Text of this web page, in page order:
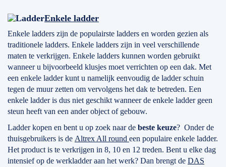
Enkele ladder
Enkele ladders zijn de populairste ladders en worden gezien als
traditionele ladders. Enkele ladders zijn in veel verschillende
maten te verkrijgen. Enkele ladders kunnen worden gebruikt
wanneer u bijvoorbeeld klusjes moet verrichten op een dak. Met
een enkele ladder kunt u namelijk eenvoudig de ladder schuin
tegen de muur zetten om vervolgens het dak te betreden. Een
enkele ladder is dus niet geschikt wanneer de enkele ladder geen
steun heeft van een ander object of gebouw.
Ladder kopen en bent u op zoek naar de beste keuze? Onder de
thuisgebruikers is de Altrex All round een populaire enkele ladder.
Het product is te verkrijgen in 8, 10 en 12 treden. Bent u elke dag
intensief op de werkladder aan het werk? Dan brengt de DAS